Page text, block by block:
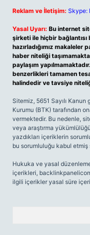
Reklam ve İletişim: Skype:
Yasal Uyarı: Bu internet
şirketi ile hiçbir bağlantısı
hazırladığımız makaleler
haber niteliği
paylaşım
benzerlikleri tamamen
halindedir ve tavsiye
Sitemiz, 5651 Sayılı
Kurumu (BTK) tarafından
vermektedir. Bu nedenle,
veya araştırma
yazdıkları içeriklerin
bu sorumluluğu kabul etmiş
Hukuka ve yasal
içerikleri,
ilgili içerikler yasal süre